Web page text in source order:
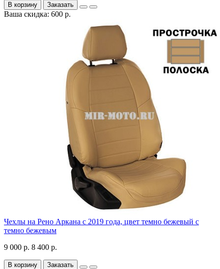
В корзину Заказать
Ваша скидка: 600 р.
Чехлы на Рено Аркана с 2019 года, цвет темно бежевый с
темно бежевым
9 000 р. 8 400 р.
В корзину Заказать